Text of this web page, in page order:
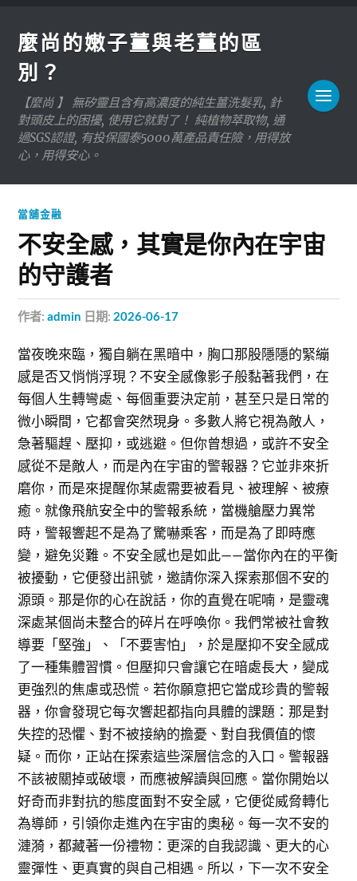
麼尚的嫩子薑與老薑的區
別？
【麼尚 】 無矽靈且含有高濃度的純生薑洗髮乳, 針
對頭皮上的困擾, 使用它就對了！ 純植物萃取物, 通
過SGS認證, 有投保國泰5000萬產品責任險，用得放
心，用得安心。
當舖金融
不安全感，其實是你內在宇宙
的守護者
作者:admin 日期: 2026-06-17
當夜晚來臨，獨自躺在黑暗中，胸口那股隱隱的緊繃
感是否又悄悄浮現？不安全感像影子般黏著我們，在
每個人生轉彎處、每個重要決定前，甚至只是日常的
微小瞬間，它都會突然現身。多數人將它視為敵人，
急著驅趕、壓抑，或逃避。但你曾想過，或許不安全
感從不是敵人，而是內在宇宙的警報器？它並非來折
磨你，而是來提醒你某處需要被看見、被理解、被療
癒。就像飛航安全中的警報系統，當機艙壓力異常
時，警報響起不是為了驚嚇乘客，而是為了即時應
變，避免災難。不安全感也是如此——當你內在的平衡
被擾動，它便發出訊號，邀請你深入探索那個不安的
源頭。那是你的心在說話，你的直覺在呢喃，是靈魂
深處某個尚未整合的碎片在呼喚你。我們常被社會教
導要「堅強」、「不要害怕」，於是壓抑不安全感成
了一種集體習慣。但壓抑只會讓它在暗處長大，變成
更強烈的焦慮或恐慌。若你願意把它當成珍貴的警報
器，你會發現它每次響起都指向具體的課題：那是對
失控的恐懼、對不被接納的擔憂、對自我價值的懷
疑。而你，正站在探索這些深層信念的入口。警報器
不該被關掉或破壞，而應被解讀與回應。當你開始以
好奇而非對抗的態度面對不安全感，它便從威脅轉化
為導師，引領你走進內在宇宙的奧秘。每一次不安的
漣漪，都藏著一份禮物：更深的自我認識、更大的心
靈彈性、更真實的與自己相遇。所以，下一次不安全